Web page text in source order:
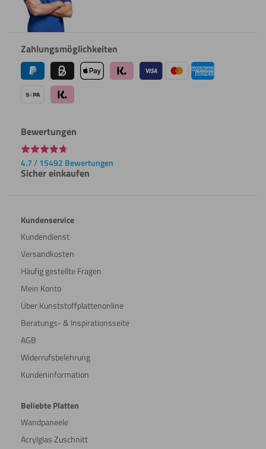
Zahlungsmöglichkeiten
Bewertungen
4.7 / 15492 Bewertungen
Sicher einkaufen
Kundenservice
Kundendienst
Versandkosten
Häufig gestellte Fragen
Mein Konto
Über Kunststoffplattenonline
Beratungs- & Inspirationsseite
AGB
Widerrufsbelehrung
Kundeninformation
Beliebte Platten
Wandpaneele
Acrylglas Zuschnitt